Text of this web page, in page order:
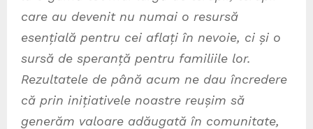
care au devenit nu numai o resursă
esențială pentru cei aflați în nevoie, ci și o
sursă de speranță pentru familiile lor.
Rezultatele de până acum ne dau încredere
că prin inițiativele noastre reușim să
generăm valoare adăugată în comunitate,